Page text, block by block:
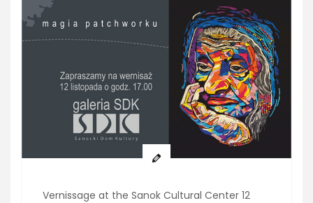
Vernissage at the Sanok Cultural Center 12